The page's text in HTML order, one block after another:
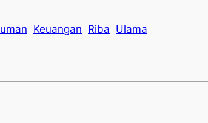
Keuangan Riba Ulama